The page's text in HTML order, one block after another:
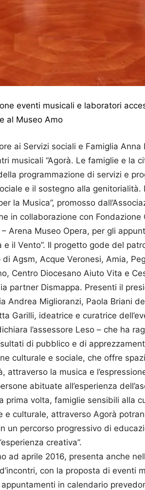
eventi musicali e laboratori
al Museo Amo
ai Servizi sociali e Famiglia
musicali “Agorà. Le famiglie e la
programmazione di servizi e
e il sostegno alla genitorialità.
la Musica”, promosso
in collaborazione con Fondazione
Arena Museo Opera, per gli
e il Vento”. Il progetto gode del
Agsm, Acque Veronesi, Amia,
Centro Diocesano Aiuto Vita e
partner Dismappa. Presenti il
Andrea Miglioranzi, Paola Briani
Garilli, ideatrice e curatrice
l’assessore Leso – che ha
di pubblico e di
culturale e sociale, che offre
attraverso la musica e
abituate all’esperienza
prima volta, famiglie sensibili alla
e culturale, attraverso Agorà
un percorso progressivo di
creativa”.
ad aprile 2016, presenta anche
con la proposta di eventi
in calendario